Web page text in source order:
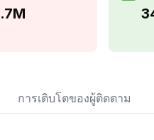
การเติบโตของผู้ติดตาม